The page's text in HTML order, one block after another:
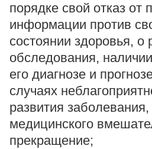
порядке свой отказ от
информации против
состоянии здоровья, о
обследования,
его диагнозе и
случаях
развития заболевания,
медицинского
прекращение;